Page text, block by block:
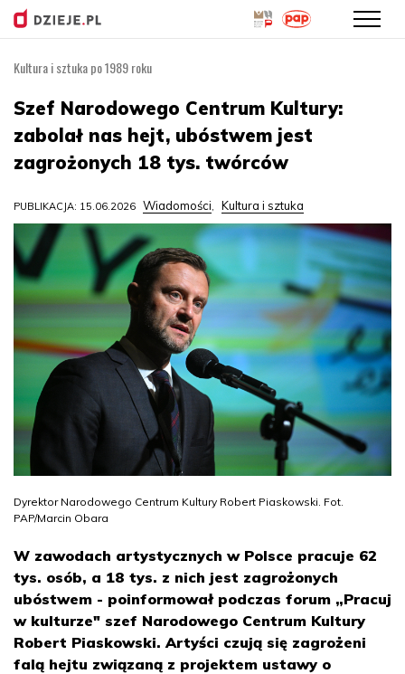
treści
Kultura i sztuka po 1989 roku
Szef Narodowego Centrum Kultury:
zabolał nas hejt, ubóstwem jest
zagrożonych 18 tys. twórców
PUBLIKACJA: 15.06.2026 Wiadomości, Kultura i sztuka
Dyrektor Narodowego Centrum Kultury Robert Piaskowski. Fot.
PAP/Marcin Obara
W zawodach artystycznych w Polsce pracuje 62
tys. osób, a 18 tys. z nich jest zagrożonych
ubóstwem - poinformował podczas forum „Pracuj
w kulturze" szef Narodowego Centrum Kultury
Robert Piaskowski. Artyści czują się zagrożeni
falą hejtu związaną z projektem ustawy o